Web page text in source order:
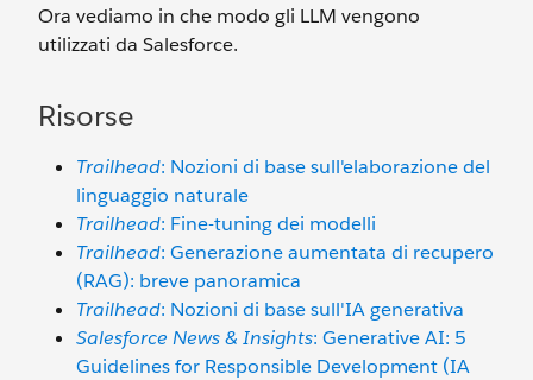
Ora vediamo in che modo gli LLM vengono
utilizzati da Salesforce.
Risorse
Trailhead: Nozioni di base sull'elaborazione del
linguaggio naturale
Trailhead: Fine-tuning dei modelli
Trailhead: Generazione aumentata di recupero
(RAG): breve panoramica
Trailhead: Nozioni di base sull'IA generativa
Salesforce News & Insights: Generative AI: 5
Guidelines for Responsible Development (IA